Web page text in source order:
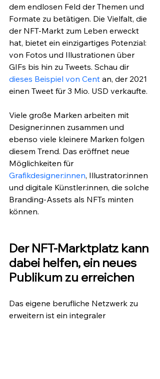
dem endlosen Feld der Themen und
Formate zu betätigen. Die Vielfalt, die
der NFT-Markt zum Leben erweckt
hat, bietet ein einzigartiges Potenzial:
von Fotos und Illustrationen über
GIFs bis hin zu Tweets. Schau dir
dieses Beispiel von Cent an, der 2021
einen Tweet für 3 Mio. USD verkaufte.
Viele große Marken arbeiten mit
Designer:innen zusammen und
ebenso viele kleinere Marken folgen
diesem Trend. Das eröffnet neue
Möglichkeiten für
Grafikdesigner:innen, Illustrator:innen
und digitale Künstler:innen, die solche
Branding-Assets als NFTs minten
können.
Der NFT-Marktplatz kann
dabei helfen, ein neues
Publikum zu erreichen
Das eigene berufliche Netzwerk zu
erweitern ist ein integraler